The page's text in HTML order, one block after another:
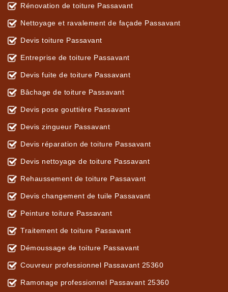
Rénovation de toiture Passavant
Nettoyage et ravalement de façade Passavant
Devis toiture Passavant
Entreprise de toiture Passavant
Devis fuite de toiture Passavant
Bâchage de toiture Passavant
Devis pose gouttière Passavant
Devis zingueur Passavant
Devis réparation de toiture Passavant
Devis nettoyage de toiture Passavant
Rehaussement de toiture Passavant
Devis changement de tuile Passavant
Peinture toiture Passavant
Traitement de toiture Passavant
Démoussage de toiture Passavant
Couvreur professionnel Passavant 25360
Ramonage professionnel Passavant 25360